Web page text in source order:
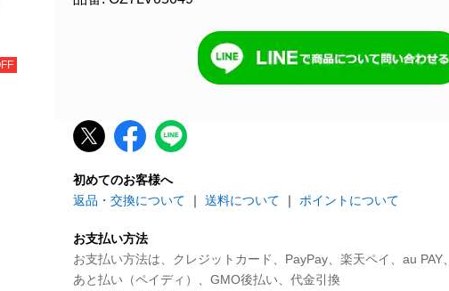
初めてのお客様へ
返品・交換について ｜ 送料について ｜ ポイントについて
お支払い方法
お支払い方法は、クレジットカード、PayPay、楽天ペイ、au PAY、
あと払い（ペイディ）、GMO後払い、代金引換